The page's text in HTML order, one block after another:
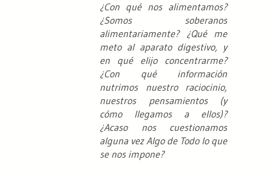
¿Con qué nos alimentamos?
¿Somos soberanos
alimentariamente? ¿Qué me
meto al aparato digestivo, y
en qué elijo concentrarme?
¿Con qué información
nutrimos nuestro raciocinio,
nuestros pensamientos (y
cómo llegamos a ellos)?
¿Acaso nos cuestionamos
alguna vez Algo de Todo lo que
se nos impone?